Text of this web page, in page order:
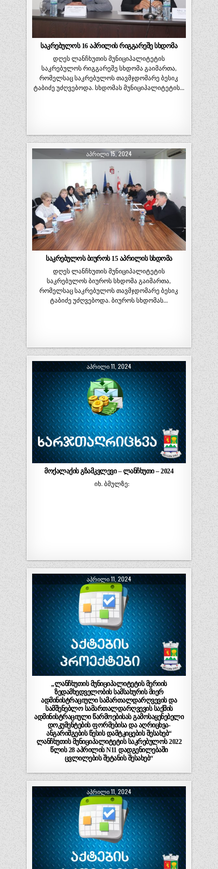
საკრებულოს 16 აპრილის რიგგარეშე სხდომა
დღეს ლანჩხუთის მუნიციპალიტეტის
საკრებულოს რიგგარეშე სხდომა გაიმართა,
რომელსაც საკრებულოს თავმჯდომარე ბესიკ
ტაბიძე უძღვებოდა. სხდომას მუნიციპალიტეტის…
ᲐᲞᲠᲘᲚᲘ 15, 2024
საკრებულოს ბიუროს 15 აპრილის სხდომა
დღეს ლანჩხუთის მუნიციპალიტეტის
საკრებულოს ბიუროს სხდომა გაიმართა,
რომელსაც საკრებულოს თავმჯდომარე ბესიკ
ტაბიძე უძღვებოდა. ბიუროს სხდომას…
ᲐᲞᲠᲘᲚᲘ 11, 2024
მოქალაქის გზამკვლევი – ლანჩხუთი – 2024
იხ. ბმულზე:
ᲐᲞᲠᲘᲚᲘ 11, 2024
,,ლანჩხუთის მუნიციპალიტეტის მერიის
ზედამხედველობის სამსახურის მიერ
ადმინისტრაციული სამართალდარღვევის და
სამშენებლო სამართალდარღვევის საქმის
ადმინისტრაციული წარმოებისას გამოსაყენებელი
დოკუმენტების ფორმებისა და აღრიცხვა-
ანგარიშგების წესის დამტკიცების შესახებ“
ლანჩხუთის მუნიციპალიტეტის საკრებულოს 2022
წლის 28 აპრილის N11 დადგენილებაში
ცვლილების შეტანის შესახებ“
ᲐᲞᲠᲘᲚᲘ 11, 2024